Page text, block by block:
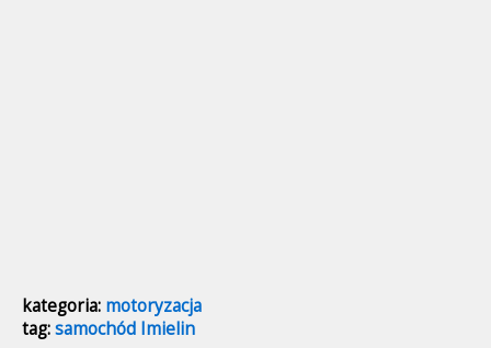
kategoria: motoryzacja
tag:samochód Imielin